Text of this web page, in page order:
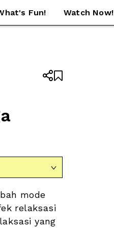
Fun! Watch Now!



mode
relaksasi
yang